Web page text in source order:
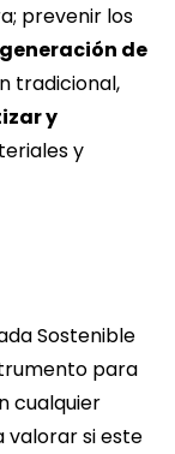
prevenir los
de
tradicional,
y
y
Sostenible
para
cualquier
valorar si este